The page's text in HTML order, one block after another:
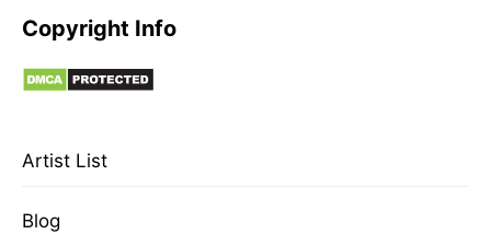
Copyright Info
Artist List
Blog